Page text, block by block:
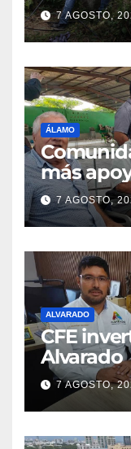
7 AGOSTO,
ÁLAMO
más
parcelas
7 AGOSTO,
ALVARADO
CFE
Alvarado
7 AGOSTO,